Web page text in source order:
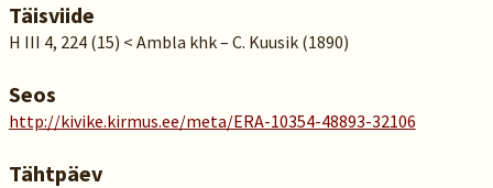
Täisviide
H III 4, 224 (15) < Ambla khk – C. Kuusik (1890)
Seos
http://kivike.kirmus.ee/meta/ERA-10354-48893-32106
Tähtpäev